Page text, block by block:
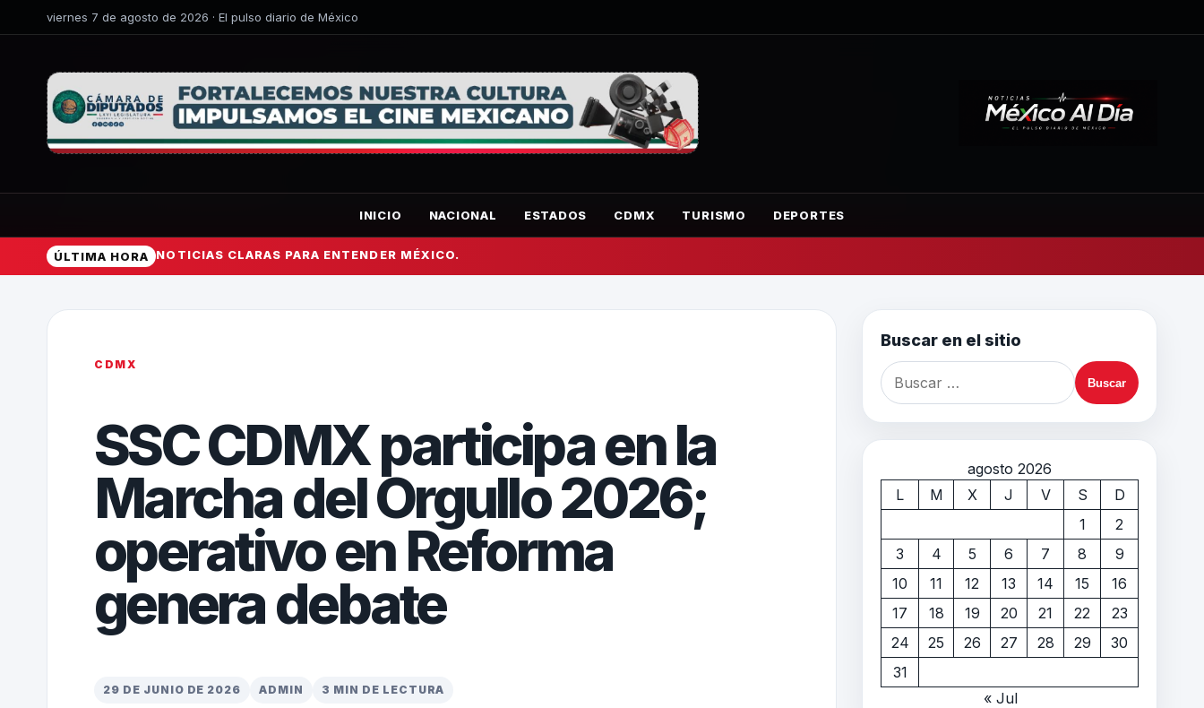
viernes 7 de agosto de 2026 · El pulso diario de México
INICIO NACIONAL ESTADOS CDMX TURISMO DEPORTES
ÚLTIMA HORA NOTICIAS CLARAS PARA ENTENDER MÉXICO.
CDMX
SSC CDMX participa en la
Marcha del Orgullo 2026;
operativo en Reforma
genera debate
29 DE JUNIO DE 2026 ADMIN 3 MIN DE LECTURA
Buscar en el sitio
agosto 2026
L
M X J V S
D
1
2
3
4 5 6 7 8
9
10
11 12 13 14 15
16
17
18 19 20 21 22
23
24
25 26 27 28 29
30
31
« Jul